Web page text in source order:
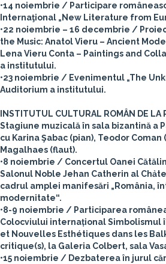
•14 noiembrie / Participare
Internaţional „New Literature from
•22 noiembrie – 16 decembrie /
the Music: Anatol Vieru – Ancient
Lena Vieru Conta – Paintings and
a institutului.
•23 noiembrie / Evenimentul „The
Auditorium a institutului.
INSTITUTUL CULTURAL ROMÂN DE LA
Stagiune muzicală în sala bizantină a
cu Karina Şabac (pian), Teodor Coman
Magalhaes (flaut).
•8 noiembrie / Concertul Oanei
Salonul Noble Jehan Catherin al
cadrul amplei manifesări „România,
modernitate“.
•8-9 noiembrie / Participarea
Colocviului internațional Simbolismul
et Nouvelles Esthétiques dans les
critique(s), la Galeria Colbert, sala
•15 noiembrie / Dezbaterea în jurul